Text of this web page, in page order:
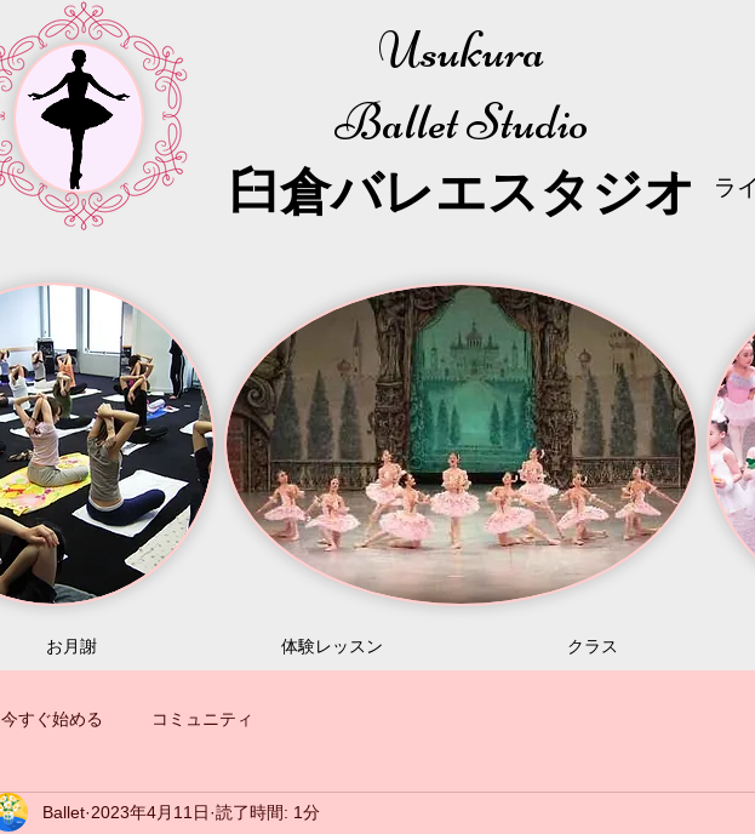
Usukura
Ballet Studio
​臼倉バレエスタジオ
ラ
お月謝 体験レッスン クラス
今すぐ始める コミュニティ
Ballet 2023年4月11日 読了時間: 1分